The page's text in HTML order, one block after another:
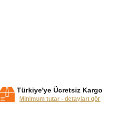
Türkiye'ye Ücretsiz Kargo
Minimum tutar - detayları gör